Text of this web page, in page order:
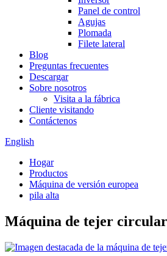
Panel de control
Agujas
Plomada
Filete lateral
Blog
Preguntas frecuentes
Descargar
Sobre nosotros
Visita a la fábrica
Cliente visitando
Contáctenos
English
Hogar
Productos
Máquina de versión europea
pila alta
Máquina de tejer